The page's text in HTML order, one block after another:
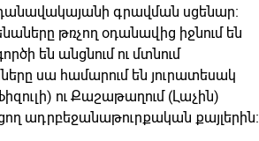
գրավման սցենար։
թռչող օդանավից իջնում են
են անցնում ու մտնում
սա համարում են յուրատեսակ
ու Քաշաթաղում (Լաչին)
ադրբեջանաթուրքական քայլերին։